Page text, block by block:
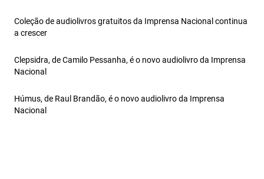
Coleção de audiolivros gratuitos da Imprensa Nacional continua
a crescer
Clepsidra, de Camilo Pessanha, é o novo audiolivro da Imprensa
Nacional
Húmus, de Raul Brandão, é o novo audiolivro da Imprensa
Nacional